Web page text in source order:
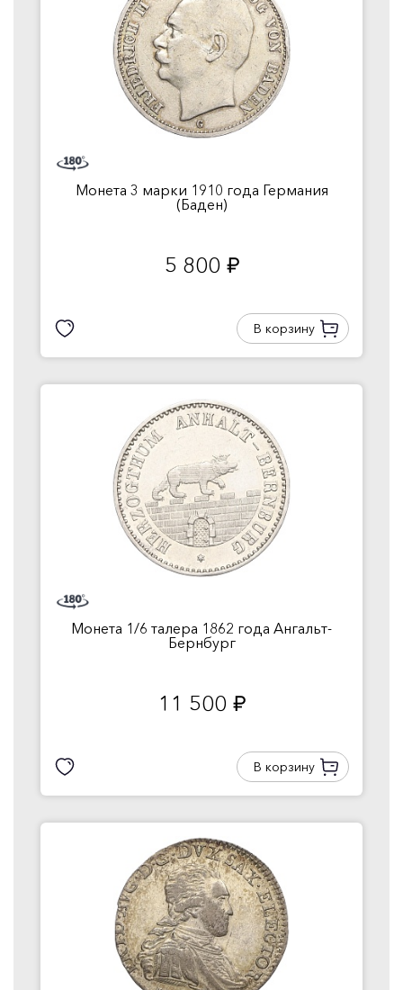
Монета 3 марки 1910 года Германия
(Баден)
5 800 руб.
В корзину
Монета 1/6 талера 1862 года Ангальт-
Бернбург
11 500 руб.
В корзину